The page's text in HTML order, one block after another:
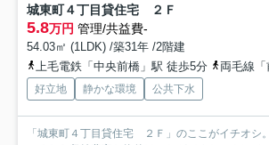
城東町４丁目貸住宅 ２Ｆ
5.8万円 管理/共益費-
54.03㎡ (1LDK) /築31年 /2階建
上毛電鉄「中央前橋」駅 徒歩5分
両毛線「
好立地 静かな環境 公共下水
「城東町４丁目貸住宅 ２Ｆ」のここがイチオシ